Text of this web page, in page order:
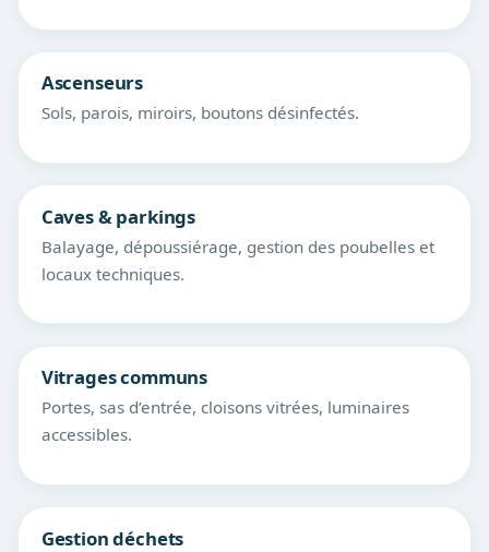
Ascenseurs
Sols, parois, miroirs, boutons désinfectés.
Caves & parkings
Balayage, dépoussiérage, gestion des poubelles et
locaux techniques.
Vitrages communs
Portes, sas d’entrée, cloisons vitrées, luminaires
accessibles.
Gestion déchets